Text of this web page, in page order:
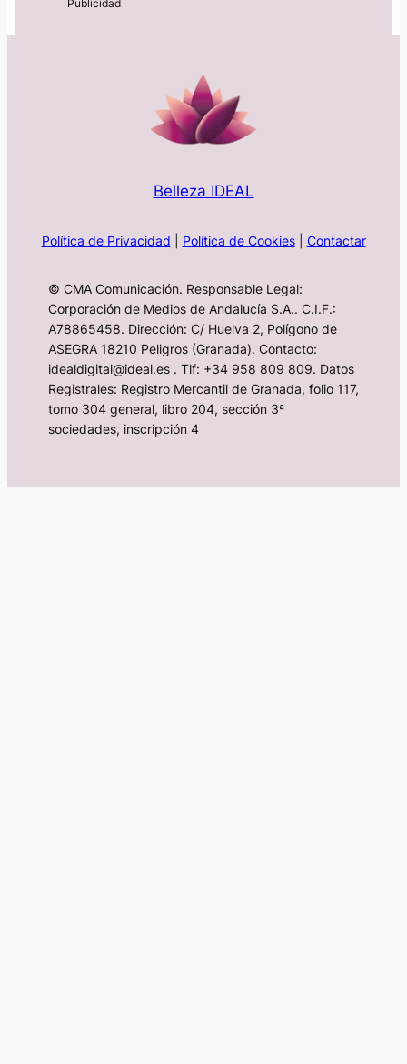
Belleza IDEAL
Política de Privacidad Política de Cookies| Contactar
© CMA Comunicación. Responsable Legal:
Corporación de Medios de Andalucía S.A.. C.I.F.:
A78865458. Dirección: C/ Huelva 2, Polígono de
ASEGRA 18210 Peligros (Granada). Contacto:
idealdigital@ideal.es . Tlf: +34 958 809 809. Datos
Registrales: Registro Mercantil de Granada, folio 117,
tomo 304 general, libro 204, sección 3ª
sociedades, inscripción 4